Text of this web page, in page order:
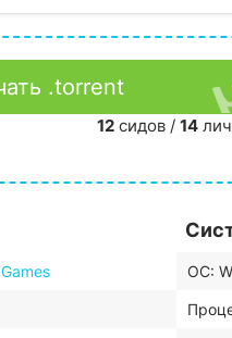
.torrent
12сидов / 14
ОС: